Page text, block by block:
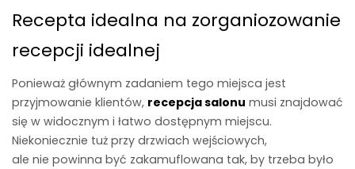
Recepta idealna na zorganiozowanie
recepcji idealnej
Ponieważ głównym zadaniem tego miejsca jest
przyjmowanie klientów, recepcja salonu musi znajdować
się w widocznym i łatwo dostępnym miejscu.
Niekoniecznie tuż przy drzwiach wejściowych,
ale nie powinna być zakamuflowana tak, by trzeba było